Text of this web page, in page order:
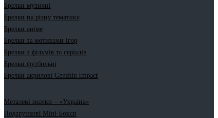
Брелки музичні
Брелки на різну тематику
Брелки аніме
Брелки за мотивами ігор
Брелки з фільмів та серіалів
Брелки футбольні
Брелки акрилові Genshin Impact
Металеві значки – «Україна»
Подарункові Міні-Бокси